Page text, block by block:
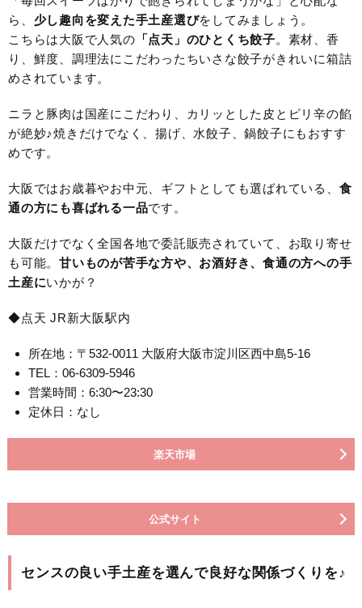
ら、 少し趣向を変えた手土産選びをしてみましょう。
こちらは大阪で人気の 「点天」のひとくち餃子。素材、香
り、鮮度、調理法にこだわったちいさな餃子がきれいに箱詰
めされています。
ニラと豚肉は国産にこだわり、カリッとした皮とピリ辛の餡
が絶妙♪焼きだけでなく、揚げ、水餃子、鍋餃子にもおすす
めです。
大阪ではお歳暮やお中元、ギフトとしても選ばれている、 食
通の方にも喜ばれる一品です。
大阪だけでなく全国各地で委託販売されていて、お取り寄せ
も可能。 甘いものが苦手な方や、お酒好き、食通の方への手
土産にいかが？
◆点天 JR新大阪駅内
所在地：〒532-0011 大阪府大阪市淀川区西中島5-16
TEL：06-6309-5946
営業時間：6:30〜23:30
定休日：なし
楽天市場
公式サイト
センスの良い手土産を選んで良好な関係づくりを♪